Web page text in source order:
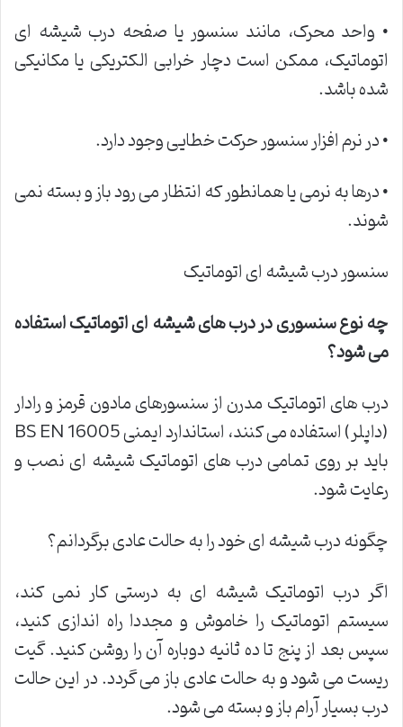
• واحد محرک، مانند سنسور یا صفحه درب شیشه ای
اتوماتیک، ممکن است دچار خرابی الکتریکی یا مکانیکی
شده باشد.
• در نرم افزار سنسور حرکت خطایی وجود دارد.
• درها به نرمی یا همانطور که انتظار می رود باز و بسته نمی
شوند.
سنسور درب شیشه ای اتوماتیک
چه نوع سنسوری در درب های شیشه ای اتوماتیک استفاده
می شود؟
درب های اتوماتیک مدرن از سنسورهای مادون قرمز و رادار
(داپلر) استفاده می کنند، استاندارد ایمنی BS EN 16005
باید بر روی تمامی درب های اتوماتیک شیشه ای نصب و
رعایت شود.
چگونه درب شیشه ای خود را به حالت عادی برگردانم؟
اگر درب اتوماتیک شیشه ای به درستی کار نمی کند،
سیستم اتوماتیک را خاموش و مجددا راه اندازی کنید،
سپس بعد از پنج تا ده ثانیه دوباره آن را روشن کنید. گیت
ریست می شود و به حالت عادی باز می گردد. در این حالت
درب بسیار آرام باز و بسته می شود.